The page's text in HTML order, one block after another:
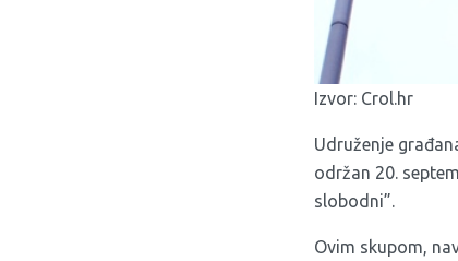
Izvor: Crol.hr
Udruženje
održan 20.
slobodni”.
Ovim skupom,